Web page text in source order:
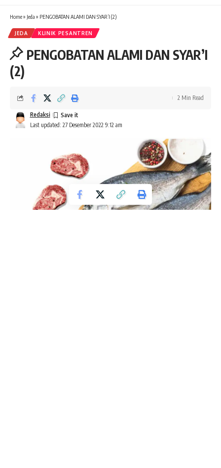
Home» Jeda » PENGOBATAN ALAMI DAN SYAR’I (2)
JEDA KLINIK PESANTREN
PENGOBATAN ALAMI DAN SYAR’I
(2)
Last updated: 27 Desember 2022 9:12 am
Redaksi
2 Min Read